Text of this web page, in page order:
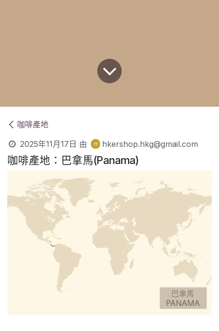
咖啡產地
2025年11月17日 由 hkershop.hkg@gmail.com
咖啡產地：巴拿馬(Panama)